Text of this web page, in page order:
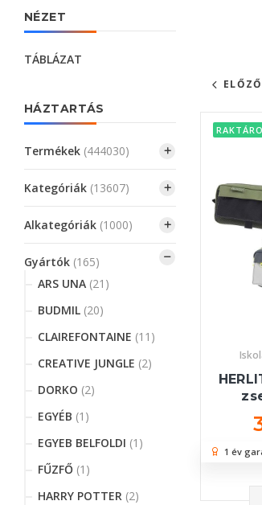
NÉZET
TÁBLÁZAT
HÁZTARTÁS
Termékek (444030)
Kategóriák (13607)
Alkategóriák (1000)
Gyártók (165)
ARS UNA (21)
BUDMIL (20)
CLAIREFONTAINE (11)
CREATIVE JUNGLE (2)
DORKO (2)
EGYÉB (1)
EGYEB BELFOLDI (1)
FŰZFŐ (1)
HARRY POTTER (2)
ELŐZŐ
1 év